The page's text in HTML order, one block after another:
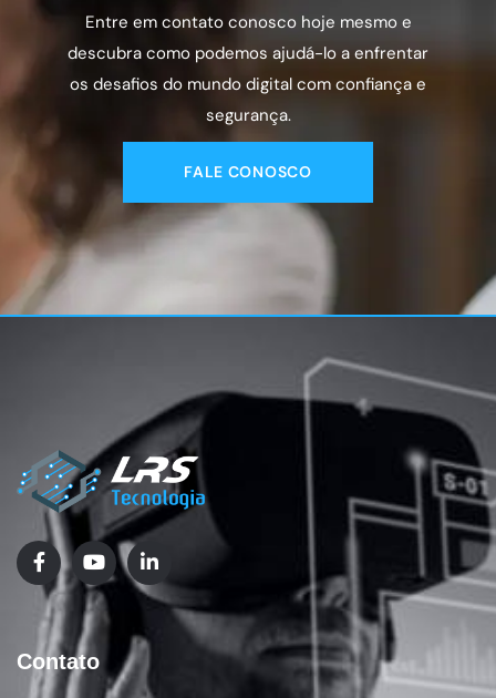
Entre em contato conosco hoje mesmo e
descubra como podemos ajudá-lo a enfrentar
os desafios do mundo digital com confiança e
segurança.
FALE CONOSCO
Contato